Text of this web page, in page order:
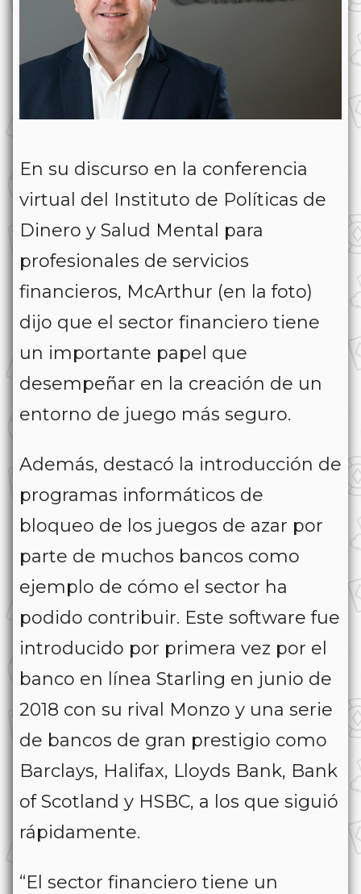
En su discurso en la conferencia
virtual del Instituto de Políticas de
Dinero y Salud Mental para
profesionales de servicios
financieros, McArthur (en la foto)
dijo que el sector financiero tiene
un importante papel que
desempeñar en la creación de un
entorno de juego más seguro.
Además, destacó la introducción de
programas informáticos de
bloqueo de los juegos de azar por
parte de muchos bancos como
ejemplo de cómo el sector ha
podido contribuir. Este software fue
introducido por primera vez por el
banco en línea Starling en junio de
2018 con su rival Monzo y una serie
de bancos de gran prestigio como
Barclays, Halifax, Lloyds Bank, Bank
of Scotland y HSBC, a los que siguió
rápidamente.
“El sector financiero tiene un